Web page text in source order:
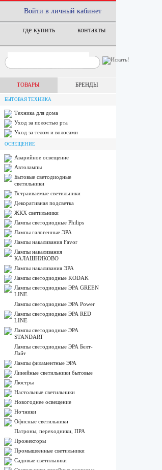
Войти в личный кабинет
где купить контакты
ТОВАРЫ БРЕНДЫ
БЫТОВАЯ ТЕХНИКА
Техника для дома
Уход за полостью рта
Уход за телом и волосами
ОСВЕЩЕНИЕ
Аварийное освещение
Автолампы
Бытовые светодиодные
светильники
Встраиваемые светильники
Декоративная подсветка
ЖКХ светильники
Лампы cветодиодные Philips
Лампы галогенные ЭРА
Лампы накаливания Favor
Лампы накаливания
КАЛАШНИКОВО
Лампы накаливания ЭРА
Лампы светодиодные KODAK
Лампы светодиодные ЭРА GREEN
LINE
Лампы светодиодные ЭРА Power
Лампы светодиодные ЭРА RED
LINE
Лампы светодиодные ЭРА
STANDART
Лампы светодиодные ЭРА Белт-
Лайт
Лампы филаментные ЭРА
Линейные светильники бытовые
Люстры
Настольные светильники
Новогоднее освещение
Ночники
Офисные светильники
Патроны, переходники, ПРА
Прожекторы
Промышленные светильники
Садовые светильники